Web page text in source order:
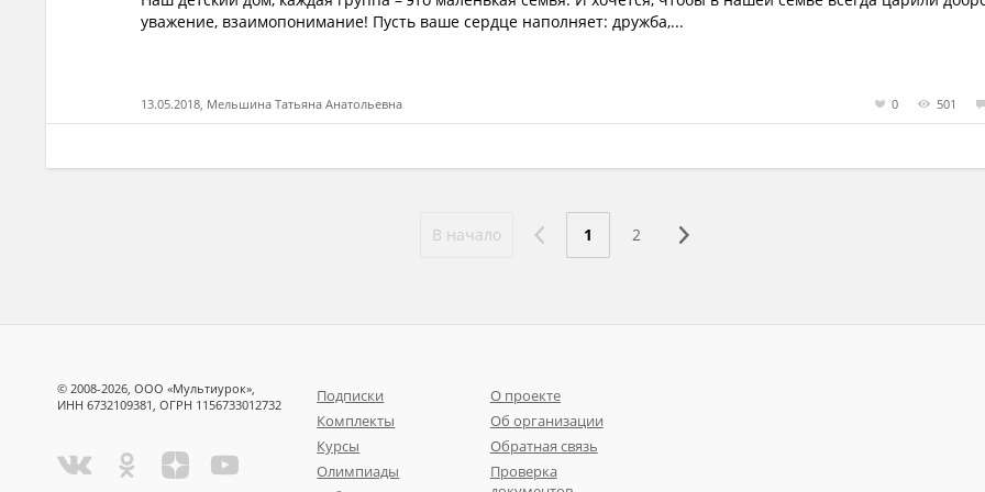
уважение, взаимопонимание! Пусть ваше сердце наполняет: дружба,...
13.05.2018, Мельшина Татьяна Анатольевна 0 501
В начало 1 2
© 2008-2026, ООО «Мультиурок»,
ИНН 6732109381, ОГРН 1156733012732
Подписки
Комплекты
Курсы
Олимпиады
О проекте
Об организации
Обратная связь
Проверка